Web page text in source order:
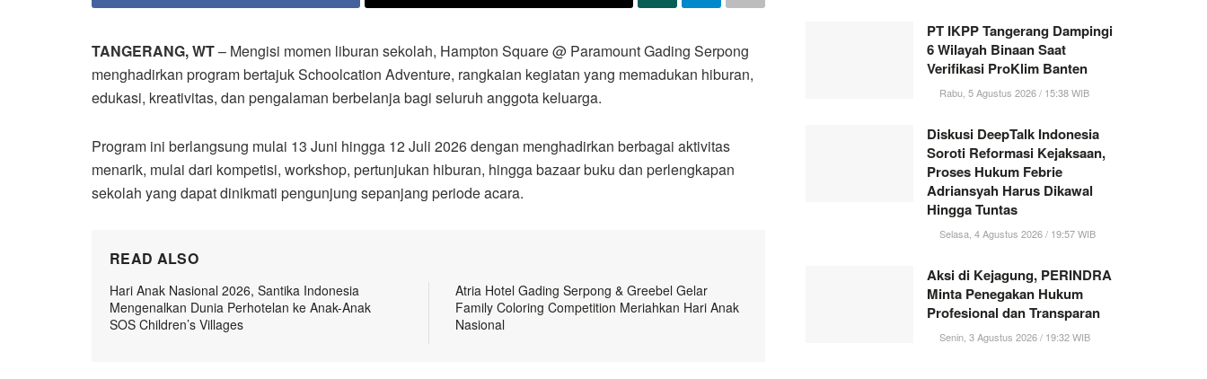
TANGERANG, WT– Mengisi momen liburan sekolah, Hampton Square @ Paramount Gading Serpong
menghadirkan program bertajuk Schoolcation Adventure, rangkaian kegiatan yang memadukan hiburan,
edukasi, kreativitas, dan pengalaman berbelanja bagi seluruh anggota keluarga.
Program ini berlangsung mulai 13 Juni hingga 12 Juli 2026 dengan menghadirkan berbagai aktivitas
menarik, mulai dari kompetisi, workshop, pertunjukan hiburan, hingga bazaar buku dan perlengkapan
sekolah yang dapat dinikmati pengunjung sepanjang periode acara.
READ ALSO
Hari Anak Nasional 2026, Santika Indonesia
Mengenalkan Dunia Perhotelan ke Anak-Anak
SOS Children’s Villages
Atria Hotel Gading Serpong & Greebel Gelar
Family Coloring Competition Meriahkan Hari Anak
Nasional
PT IKPP Tangerang Dampingi
6 Wilayah Binaan Saat
Verifikasi ProKlim Banten
Rabu, 5 Agustus 2026 / 15:38 WIB
Diskusi DeepTalk Indonesia
Soroti Reformasi Kejaksaan,
Proses Hukum Febrie
Adriansyah Harus Dikawal
Hingga Tuntas
Selasa, 4 Agustus 2026 / 19:57 WIB
Aksi di Kejagung, PERINDRA
Minta Penegakan Hukum
Profesional dan Transparan
Senin, 3 Agustus 2026 / 19:32 WIB